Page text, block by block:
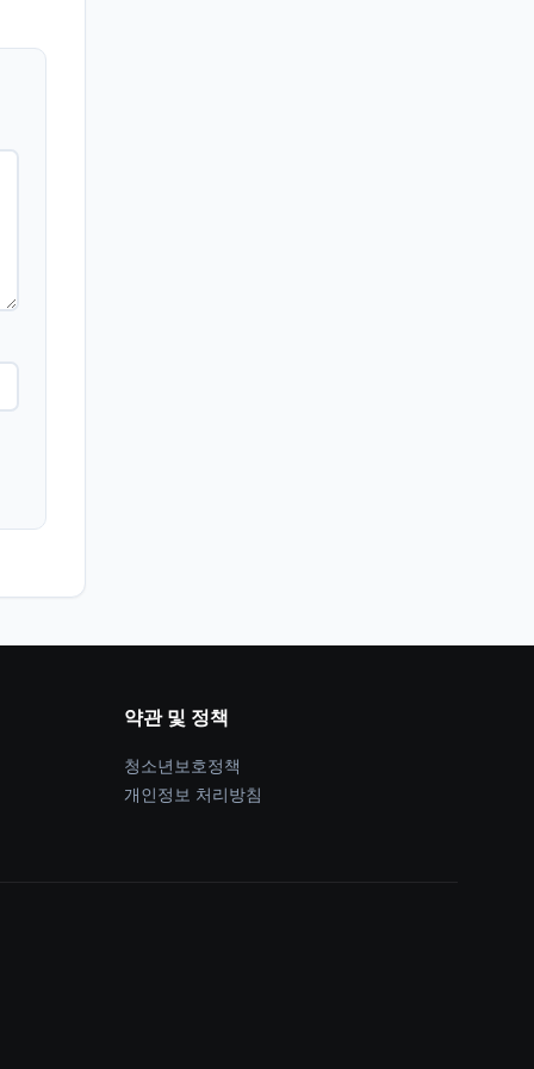
약관 및 정책
청소년보호정책
개인정보 처리방침